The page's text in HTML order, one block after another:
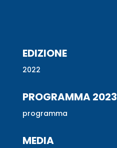
EDIZIONE
2022
PROGRAMMA 2023
programma
MEDIA